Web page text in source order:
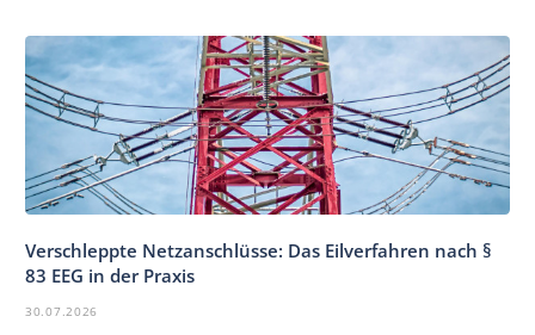
Verschleppte Netzanschlüsse: Das Eilverfahren nach §
83 EEG in der Praxis
30.07.2026